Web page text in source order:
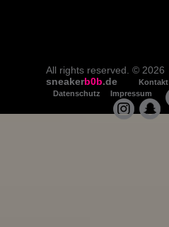
All rights reserved. © 2026
sneakerb0b.de Kontakt
Datenschutz
Impressum